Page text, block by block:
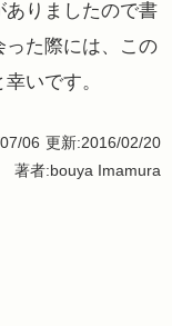
りましたので書
った際には、この
いです。
06 更新:2016/02/20
著者:bouya Imamura